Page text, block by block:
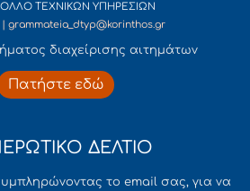
ΤΕΧΝΙΚΩΝ ΥΠΗΡΕΣΙΩΝ
| grammateia_dtyp@korinthos.gr
διαχείρισης αιτημάτων
Πατήστε εδώ
ΔΕΛΤΙΟ
το email σας, για να